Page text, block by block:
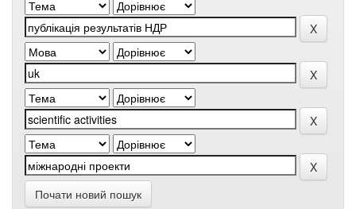
Почати новий пошук